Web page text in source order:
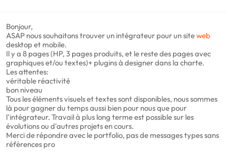
Bonjour,
ASAP nous souhaitons trouver un intégrateur pour un siteweb
desktop et mobile.
Il y a 8 pages (HP, 3 pages produits, et le reste des pages avec
graphiques et/ou textes)+ plugins à designer dans la charte.
Les attentes:
véritable réactivité
bon niveau
Tous les éléments visuels et textes sont disponibles, nous sommes
là pour gagner du temps aussi bien pour nous que pour
l'intégrateur. Travail à plus long terme est possible sur les
évolutions ou d'autres projets en cours.
Merci de répondre avec le portfolio, pas de messages types sans
références pro